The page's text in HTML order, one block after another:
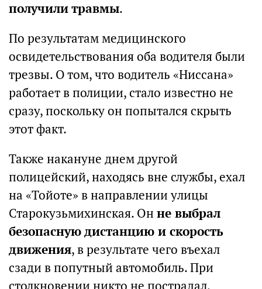
получили травмы.
По результатам медицинского
освидетельствования оба водителя были
трезвы. О том, что водитель «Ниссана»
работает в полиции, стало известно не
сразу, поскольку он попытался скрыть
этот факт.
Также накануне днем другой
полицейский, находясь вне службы, ехал
на «Тойоте» в направлении улицы
Старокузьмихинская. Он не выбрал
безопасную дистанцию и скорость
движения, в результате чего въехал
сзади в попутный автомобиль. При
столкновении никто не пострадал,